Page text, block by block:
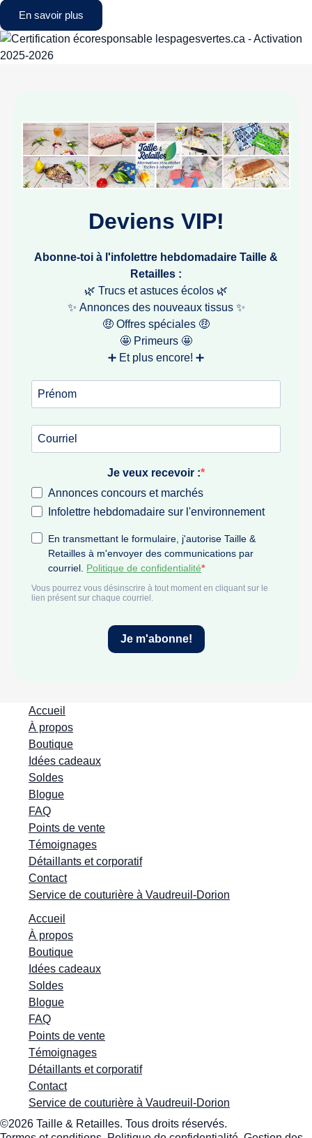
En savoir plus
Accueil
À propos
Boutique
Idées cadeaux
Soldes
Blogue
FAQ
Points de vente
Témoignages
Détaillants et corporatif
Contact
Service de couturière à Vaudreuil-Dorion
Accueil
À propos
Boutique
Idées cadeaux
Soldes
Blogue
FAQ
Points de vente
Témoignages
Détaillants et corporatif
Contact
Service de couturière à Vaudreuil-Dorion
©2026 Taille & Retailles. Tous droits réservés.